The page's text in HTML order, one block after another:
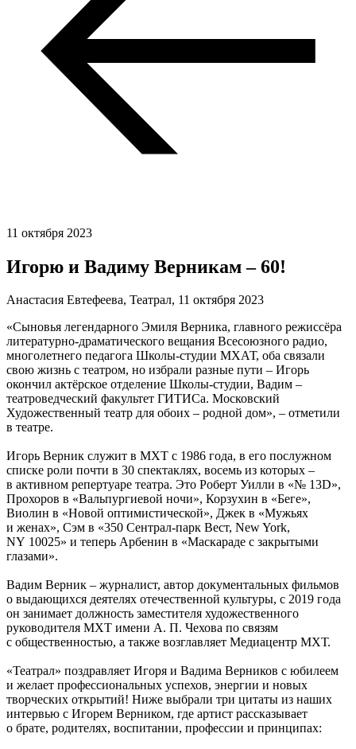
11 октября 2023
Игорю и Вадиму Верникам – 60!
Анастасия Евтефеева, Театрал, 11 октября 2023
«Сыновья легендарного Эмиля Верника, главного режиссёра
литературно-драматического вещания Всесоюзного радио,
многолетнего педагога Школы-студии МХАТ, оба связали
свою жизнь с театром, но избрали разные пути – Игорь
окончил актёрское отделение Школы-студии, Вадим –
театроведческий факультет ГИТИСа. Московский
Художественный театр для обоих – родной дом», – отметили
в театре.
Игорь Верник служит в МХТ с 1986 года, в его послужном
списке роли почти в 30 спектаклях, восемь из которых –
в активном репертуаре театра. Это Роберт Уилли в «№ 13D»,
Прохоров в «Вальпургиевой ночи», Корзухин в «Беге»,
Виолин в «Новой оптимистической», Джек в «Мужьях
и женах», Сэм в «350 Сентрал-парк Вест, New York,
NY 10025» и теперь Арбенин в «Маскараде с закрытыми
глазами».
Вадим Верник – журналист, автор документальных фильмов
о выдающихся деятелях отечественной культуры, с 2019 года
он занимает должность заместителя художественного
руководителя МХТ имени А. П. Чехова по связям
с общественностью, а также возглавляет Медиацентр МХТ.
«Театрал» поздравляет Игоря и Вадима Верников с юбилеем
и желает профессиональных успехов, энергии и новых
творческих открытий! Ниже выбрали три цитаты из наших
интервью с Игорем Верником, где артист рассказывает
о брате, родителях, воспитании, профессии и принципах: